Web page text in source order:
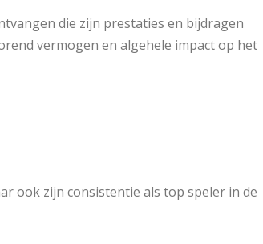
die zijn prestaties en bijdragen
vermogen en algehele impact op het
ook zijn consistentie als top speler in de